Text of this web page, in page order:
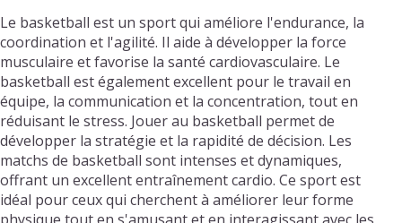
Le basketball est un sport qui améliore l'endurance, la
coordination et l'agilité. Il aide à développer la force
musculaire et favorise la santé cardiovasculaire. Le
basketball est également excellent pour le travail en
équipe, la communication et la concentration, tout en
réduisant le stress. Jouer au basketball permet de
développer la stratégie et la rapidité de décision. Les
matchs de basketball sont intenses et dynamiques,
offrant un excellent entraînement cardio. Ce sport est
idéal pour ceux qui cherchent à améliorer leur forme